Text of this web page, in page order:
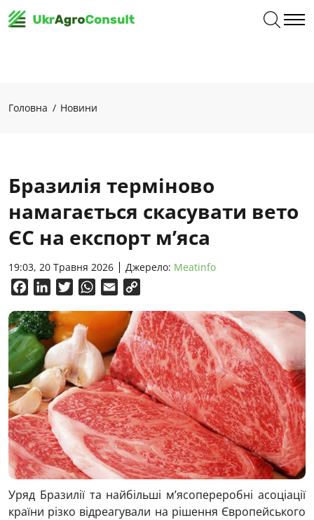
Головна Новини
Бразилія терміново
намагається скасувати вето
ЄС на експорт м’яса
19:03, 20 Травня 2026 Джерело: Meatinfo
FacebookLinkedInTwitterWhatsApp
Email
Уряд Бразилії та найбільші м’ясопереробні асоціації
країни різко відреагували на рішення Європейського